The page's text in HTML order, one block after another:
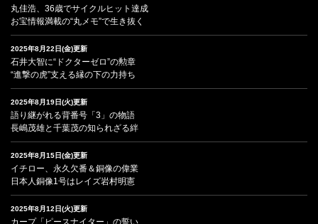
丸佳浩、36歳でサイクルヒット達成
お宝情報満載の“丸メモ”で生き抜く
2025年8月22日(金)更新
石井大智に“ドクターゼロ”の勲章
“進撃の虎”支える縁の下の力持ち
2025年8月19日(火)更新
語り継がれる背番号「3」の物語
長嶋茂雄と千葉茂の知られざる絆
2025年8月15日(金)更新
イチロー、永久欠番＆銅像の偉業
日本人銅像1号はレイズ岩村明憲
2025年8月12日(火)更新
カープ「ピースナイター」の誓い